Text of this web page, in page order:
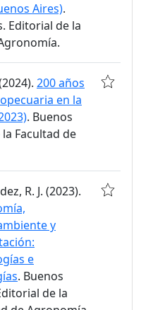
Aires).
Editorial de la
200 años
en la
. Buenos
Facultad de
R. J. (2023).
y
e
. Buenos
de la